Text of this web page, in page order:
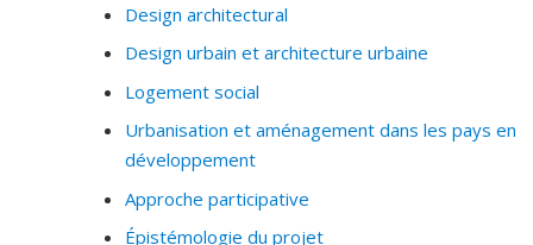
Design architectural
Design urbain et architecture urbaine
Logement social
Urbanisation et aménagement dans les pays en
développement
Approche participative
Épistémologie du projet